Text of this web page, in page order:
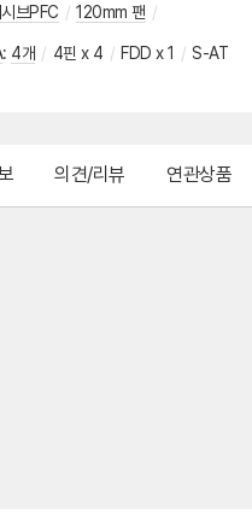
브PFC / 120mm 팬 /
: 4개 / 4핀 x 4 / FDD x 1 / S-AT
의견/리뷰 연관상품